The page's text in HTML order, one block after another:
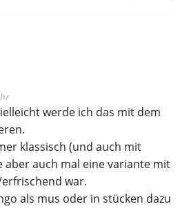
werde ich das mit dem
klassisch (und auch mit
aber auch mal eine variante mit
war.
als mus oder in stücken dazu